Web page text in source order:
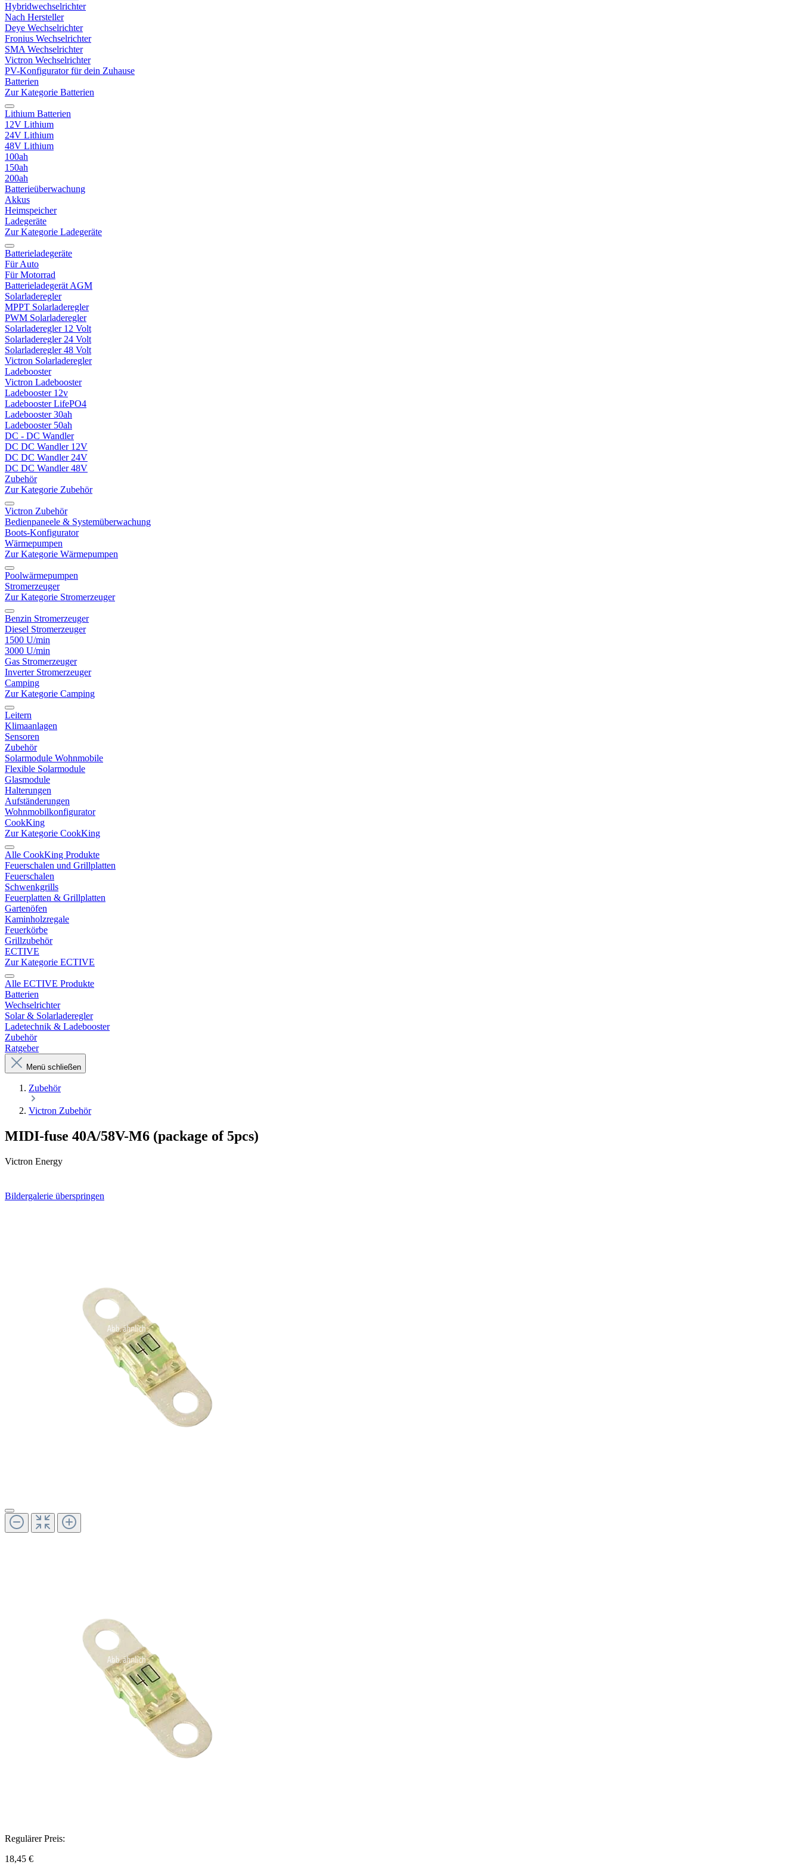
Hybridwechselrichter
Nach Hersteller
Deye Wechselrichter
Fronius Wechselrichter
SMA Wechselrichter
Victron Wechselrichter
PV-Konfigurator für dein Zuhause
Batterien
Zur Kategorie Batterien
Lithium Batterien
12V Lithium
24V Lithium
48V Lithium
100ah
150ah
200ah
Batterieüberwachung
Akkus
Heimspeicher
Ladegeräte
Zur Kategorie Ladegeräte
Batterieladegeräte
Für Auto
Für Motorrad
Batterieladegerät AGM
Solarladeregler
MPPT Solarladeregler
PWM Solarladeregler
Solarladeregler 12 Volt
Solarladeregler 24 Volt
Solarladeregler 48 Volt
Victron Solarladeregler
Ladebooster
Victron Ladebooster
Ladebooster 12v
Ladebooster LifePO4
Ladebooster 30ah
Ladebooster 50ah
DC - DC Wandler
DC DC Wandler 12V
DC DC Wandler 24V
DC DC Wandler 48V
Zubehör
Zur Kategorie Zubehör
Victron Zubehör
Bedienpaneele & Systemüberwachung
Boots-Konfigurator
Wärmepumpen
Zur Kategorie Wärmepumpen
Poolwärmepumpen
Stromerzeuger
Zur Kategorie Stromerzeuger
Benzin Stromerzeuger
Diesel Stromerzeuger
1500 U/min
3000 U/min
Gas Stromerzeuger
Inverter Stromerzeuger
Camping
Zur Kategorie Camping
Leitern
Klimaanlagen
Sensoren
Zubehör
Solarmodule Wohnmobile
Flexible Solarmodule
Glasmodule
Halterungen
Aufständerungen
Wohnmobilkonfigurator
CookKing
Zur Kategorie CookKing
Alle CookKing Produkte
Feuerschalen und Grillplatten
Feuerschalen
Schwenkgrills
Feuerplatten & Grillplatten
Gartenöfen
Kaminholzregale
Feuerkörbe
Grillzubehör
ECTIVE
Zur Kategorie ECTIVE
Alle ECTIVE Produkte
Batterien
Wechselrichter
Solar & Solarladeregler
Ladetechnik & Ladebooster
Zubehör
Ratgeber
Menü schließen
Zubehör
Victron Zubehör
MIDI-fuse 40A/58V-M6 (package of 5pcs)
Victron Energy
Bildergalerie überspringen
Regulärer Preis:
18,45 €